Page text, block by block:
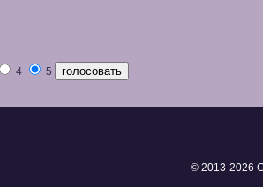
4 5
© 2013-2026